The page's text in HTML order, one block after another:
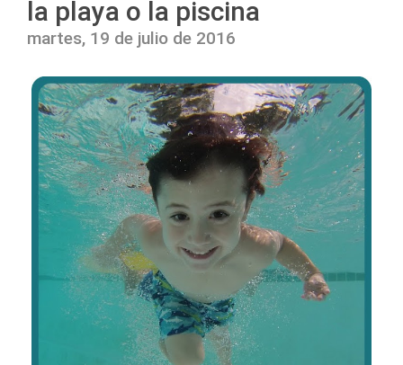
la playa o la piscina
martes, 19 de julio de 2016